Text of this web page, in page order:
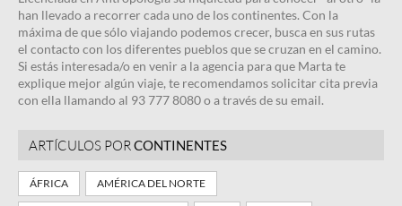
han llevado a recorrer cada uno de los continentes. Con la
máxima de que sólo viajando podemos crecer, busca en sus rutas
el contacto con los diferentes pueblos que se cruzan en el camino.
Si estás interesada/o en venir a la agencia para que Marta te
explique mejor algún viaje, te recomendamos solicitar cita previa
con ella llamando al 93 777 8080 o a través de su email.
ARTÍCULOS POR CONTINENTES
ÁFRICA AMÉRICA DEL NORTE